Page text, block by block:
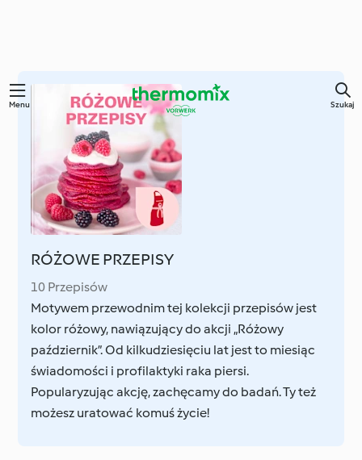
Przejdź
Menu Szukaj
RÓŻOWE PRZEPISY
10 Przepisów
Motywem przewodnim tej kolekcji przepisów jest
kolor różowy, nawiązujący do akcji „Różowy
październik”. Od kilkudziesięciu lat jest to miesiąc
świadomości i profilaktyki raka piersi.
Popularyzując akcję, zachęcamy do badań. Ty też
możesz uratować komuś życie!